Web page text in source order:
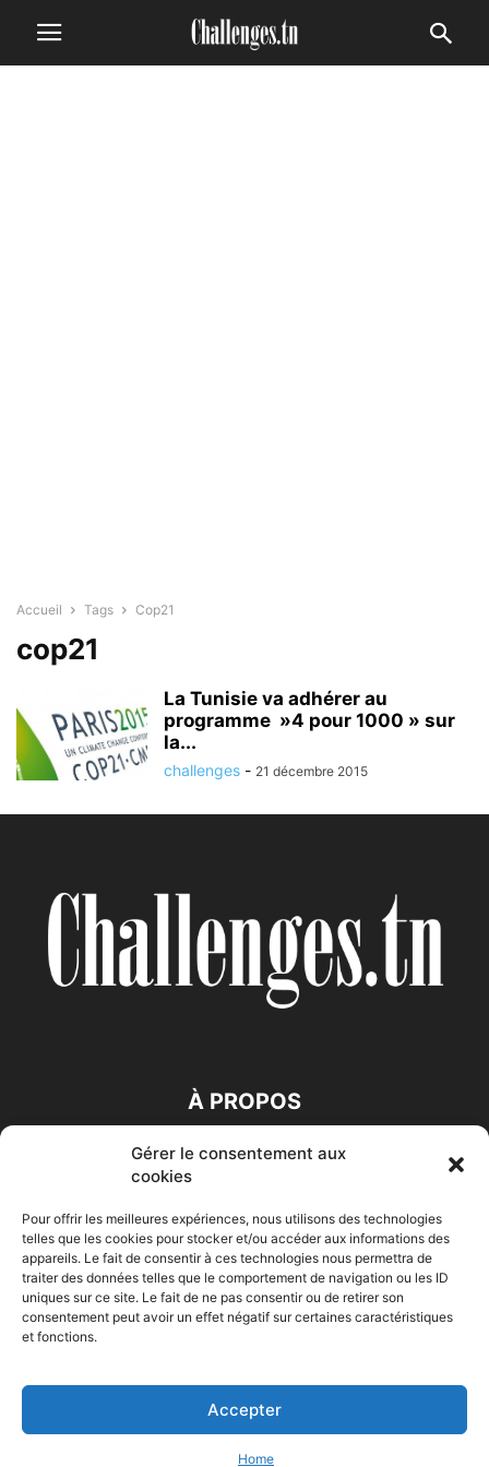
Gérer le consentement aux
cookies
Pour offrir les meilleures expériences, nous utilisons des technologies
telles que les cookies pour stocker et/ou accéder aux informations des
appareils. Le fait de consentir à ces technologies nous permettra de
traiter des données telles que le comportement de navigation ou les ID
uniques sur ce site. Le fait de ne pas consentir ou de retirer son
consentement peut avoir un effet négatif sur certaines caractéristiques
et fonctions.
Accepter
Home
Accueil Tags Cop21
cop21
La Tunisie va adhérer au
programme »4 pour 1000 » sur
la...
challenges - 21 décembre 2015
À PROPOS
SUIVEZ NOUS
Accueil Economie Entreprises Entrepreneur Afrique
HIGH-TECH Auto-Moto
© Challenges.tn By AAKOM.DIGITAL